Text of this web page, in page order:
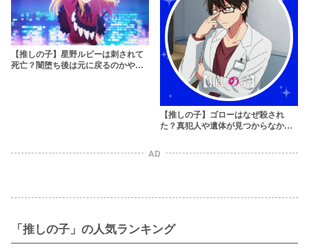
【推しの子】星野ルビーは刺されて
死亡？闇堕ち後は元に戻るのかや前
【推しの子】ゴローはなぜ殺され
た？真犯人や遺体が見つからなかっ
AD
「推しの子」の人気ランキング